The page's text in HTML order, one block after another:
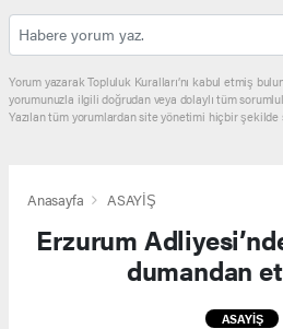
Yorum yazarak Topluluk Kuralları’nı kabul etmiş
yorumunuzla ilgili doğrudan veya dolaylı tüm
Yazılan tüm yorumlardan site yönetimi hiçbir
Anasayfa ASAYİŞ
Erzurum
dumandan
ASAYİŞ